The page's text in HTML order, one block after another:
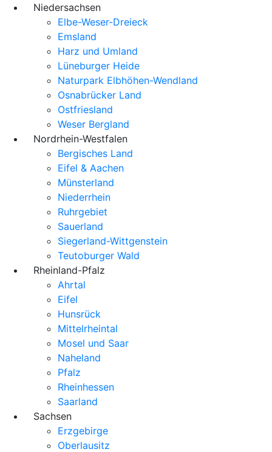
Niedersachsen
Elbe-Weser-Dreieck
Emsland
Harz und Umland
Lüneburger Heide
Naturpark Elbhöhen-Wendland
Osnabrücker Land
Ostfriesland
Weser Bergland
Nordrhein-Westfalen
Bergisches Land
Eifel & Aachen
Münsterland
Niederrhein
Ruhrgebiet
Sauerland
Siegerland-Wittgenstein
Teutoburger Wald
Rheinland-Pfalz
Ahrtal
Eifel
Hunsrück
Mittelrheintal
Mosel und Saar
Naheland
Pfalz
Rheinhessen
Saarland
Sachsen
Erzgebirge
Oberlausitz